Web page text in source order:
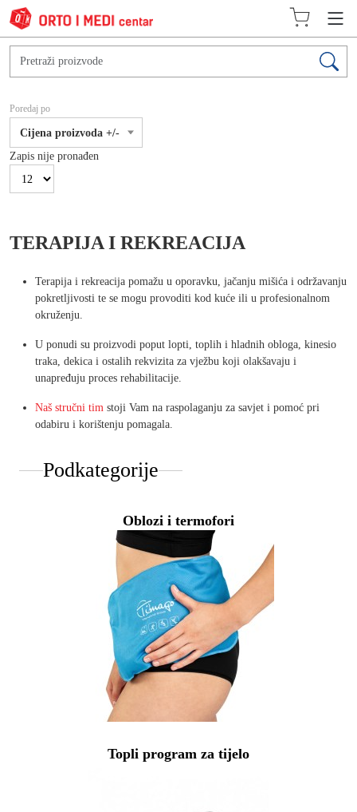
Poredaj po
Cijena proizvoda +/-
Zapis nije pronađen
TERAPIJA I REKREACIJA
Terapija i rekreacija pomažu u oporavku, jačanju mišića i održavanju
pokretljivosti te se mogu provoditi kod kuće ili u profesionalnom
okruženju.
U ponudi su proizvodi poput lopti, toplih i hladnih obloga, kinesio
traka, dekica i ostalih rekvizita za vježbu koji olakšavaju i
unapređuju proces rehabilitacije.
Naš stručni tim stoji Vam na raspolaganju za savjet i pomoć pri
odabiru i korištenju pomagala.
Podkategorije
Oblozi i termofori
Topli program za tijelo